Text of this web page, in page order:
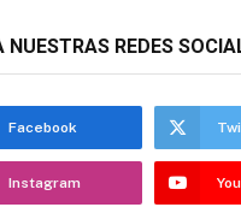
NUESTRAS REDES
Facebook
Instagram